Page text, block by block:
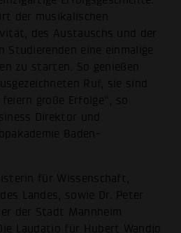
der musikalischen
des Austauschs und der
Studierenden eine einmalige
zu starten. So genießen
Ruf, sie sind
große Erfolge“, so
Direktor und
Baden-
für Wissenschaft,
Landes, sowie Dr. Peter
der Stadt Mannheim
Laudatio für Hubert Wandjo